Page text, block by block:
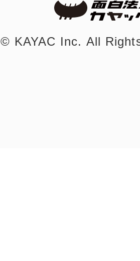
©︎ KAYAC Inc. All